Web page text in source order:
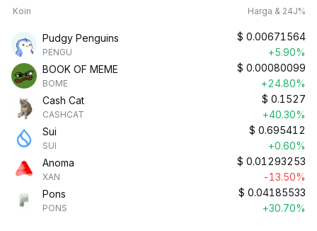
Koin Harga & 24J%
Pudgy Penguins
PENGU
$ 0.00671564
+5.90%
BOOK OF MEME
BOME
$ 0.00080099
+24.80%
Cash Cat
CASHCAT
$ 0.1527
+40.30%
Sui
SUI
$ 0.695412
+0.60%
Anoma
XAN
$ 0.01293253
-13.50%
Pons
PONS
$ 0.04185533
+30.70%